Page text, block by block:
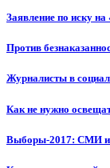
Заявление по иску
Против
Журналисты в
Как не нужно
Выборы-2017: СМИ и